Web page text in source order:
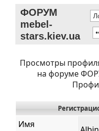
ФОРУМ
mebel-
stars.kiev.ua
Просмотры
на форуме
Имя